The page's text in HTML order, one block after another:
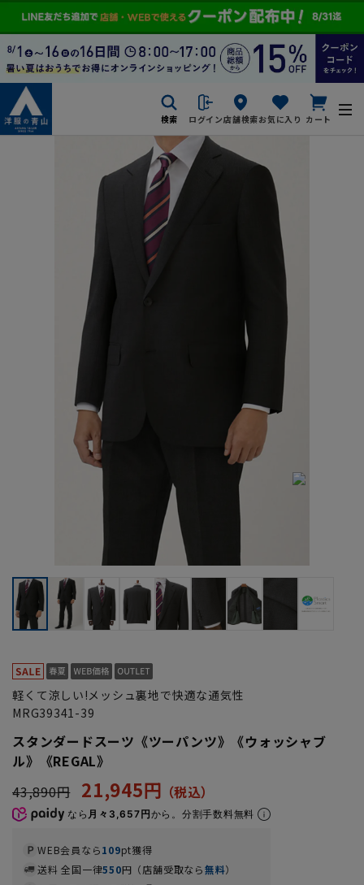
検索 ログイン店舗検索お気に入り カート
軽くて涼しい!メッシュ裏地で快適な通気性
MRG39341-39
スタンダードスーツ《ツーパンツ》《ウォッシャブ
ル》《REGAL》
43,890円
21,945円
なら 月々3,657円から。分割手数料無料
WEB会員なら109pt獲得
送料 全国一律550円（店舗受取なら無料）